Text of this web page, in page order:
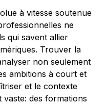
à vitesse soutenue
ne
qui savent allier
Trouver la
non seulement
ambitions à court et
et le contexte
vaste: des formations